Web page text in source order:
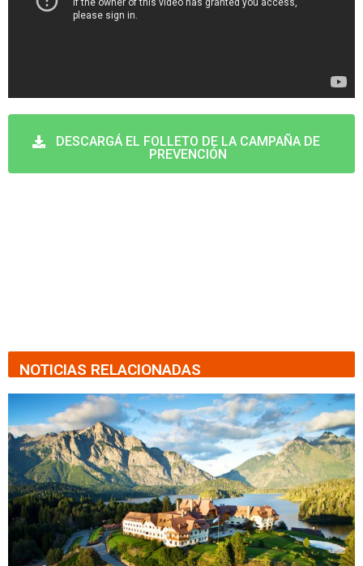
DESCARGÁ EL FOLLETO DE LA CAMPAÑA DE
PREVENCIÓN
NOTICIAS RELACIONADAS